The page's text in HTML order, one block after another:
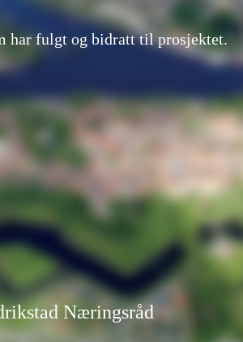
har fulgt og bidratt til prosjektet.
Næringsråd